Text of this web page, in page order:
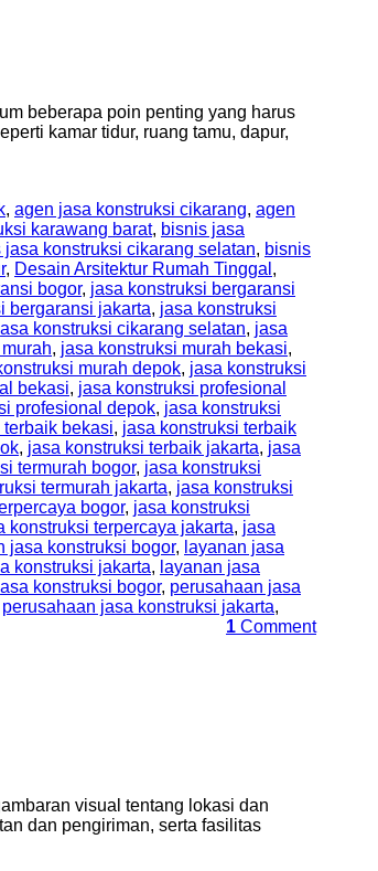
beberapa poin penting yang harus
kamar tidur, ruang tamu, dapur,
, agen jasa konstruksi cikarang, agen
karawang barat, bisnis jasa
jasa konstruksi cikarang selatan, bisnis
, Desain Arsitektur Rumah Tinggal ,
bogor, jasa konstruksi bergaransi
bergaransi jakarta, jasa konstruksi
konstruksi cikarang selatan, jasa
, jasa konstruksi murah bekasi,
murah depok, jasa konstruksi
bekasi, jasa konstruksi profesional
profesional depok, jasa konstruksi
bekasi, jasa konstruksi terbaik
, jasa konstruksi terbaik jakarta, jasa
termurah bogor, jasa konstruksi
termurah jakarta, jasa konstruksi
bogor, jasa konstruksi
konstruksi terpercaya jakarta, jasa
jasa konstruksi bogor, layanan jasa
konstruksi jakarta, layanan jasa
konstruksi bogor, perusahaan jasa
perusahaan jasa konstruksi jakarta,
1 Comment
visual tentang lokasi dan
dan pengiriman, serta fasilitas